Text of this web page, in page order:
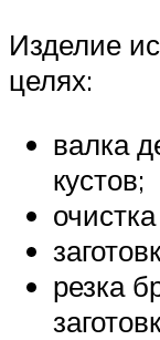
Изделие
целях:
валка
кустов;
резка